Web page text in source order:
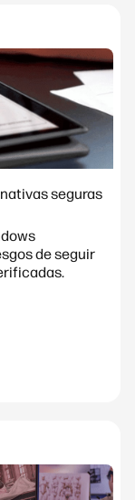
seguras
de seguir